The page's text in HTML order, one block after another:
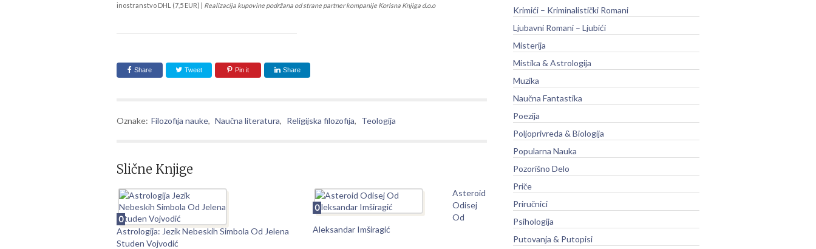
inostranstvo DHL (7,5 EUR) | Realizacija kupovine podržana od strane partner kompanije Korisna Knjiga d.o.o
Share Tweet Pin it Share
Oznake: Filozofija nauke, Naučna literatura, Religijska filozofija, Teologija
Slične Knjige
0
Astrologija: Jezik Nebeskih Simbola Od Jelena
Studen Vojvodić
0
Asteroid
Odisej
Od
Aleksandar Imširagić
Krimići – Kriminalistički Romani
Ljubavni Romani – Ljubići
Misterija
Mistika & Astrologija
Muzika
Naučna Fantastika
Poezija
Poljoprivreda & Biologija
Popularna Nauka
Pozorišno Delo
Priče
Priručnici
Psihologija
Putovanja & Putopisi